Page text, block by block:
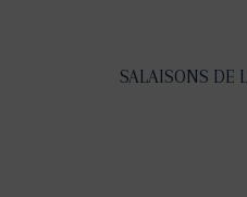
SALAISONS DE